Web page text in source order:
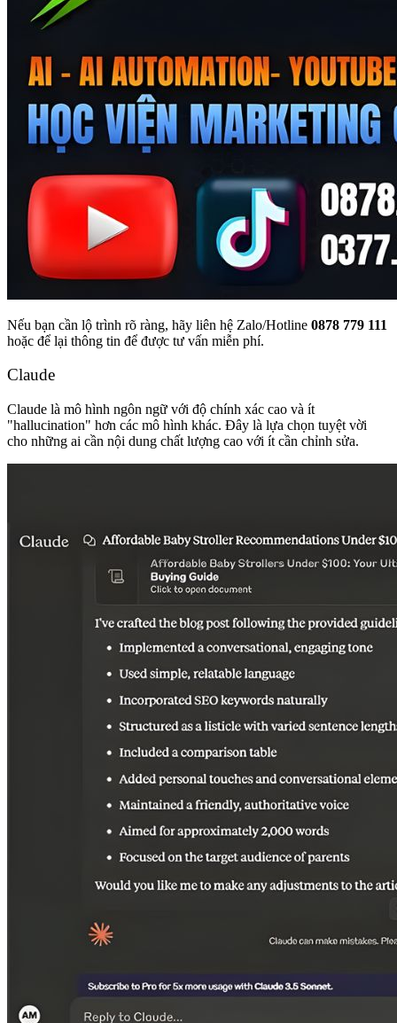
Nếu bạn cần lộ trình rõ ràng, hãy liên hệ Zalo/Hotline 0878 779 111
hoặc để lại thông tin để được tư vấn miễn phí.
Claude
Claude là mô hình ngôn ngữ với độ chính xác cao và ít
"hallucination" hơn các mô hình khác. Đây là lựa chọn tuyệt vời
cho những ai cần nội dung chất lượng cao với ít cần chỉnh sửa.